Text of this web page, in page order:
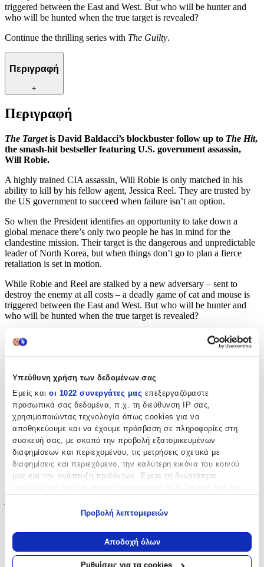
Υπεύθυνη χρήση των δεδομένων σας
Εμείς και οι 1022 συνεργάτες μας επεξεργαζόμαστε
προσωπικά σας δεδομένα, π.χ. τη διεύθυνση IP σας,
χρησιμοποιώντας τεχνολογία όπως cookies για να
αποθηκεύουμε και να έχουμε πρόσβαση σε πληροφορίες στη
συσκευή σας, με σκοπό την προβολή εξατομικευμένων
διαφημίσεων και περιεχομένου, τις μετρήσεις σχετικά με
διαφημίσεις και περιεχόμενο, την καλύτερη εικόνα του κοινού
μας και την ανάπτυξη προϊόντων. Έχετε τη δυνατότητα
Να συλλέξουμε πληροφορίες σχετικά με τη γεωγραφική
σας τοποθεσία, οι οποίες μπορεί να είναι ακριβείς σε
απόσταση μερικών μέτρων
Προβολή λεπτομερειών
Αποδοχή όλων
Ρυθμίσεις για τα cookies
triggered between the East and West. But who will be hunter and
who will be hunted when the true target is revealed?
Continue the thrilling series with The Guilty.
Περιγραφή
+
Περιγραφή
The Targetis David Baldacci’s blockbuster follow up to The Hit,
the smash-hit bestseller featuring U.S. government assassin,
Will Robie.
A highly trained CIA assassin, Will Robie is only matched in his
ability to kill by his fellow agent, Jessica Reel. They are trusted by
the US government to succeed when failure isn’t an option.
So when the President identifies an opportunity to take down a
global menace there’s only two people he has in mind for the
clandestine mission. Their target is the dangerous and unpredictable
leader of North Korea, but when things don’t go to plan a fierce
retaliation is set in motion.
While Robie and Reel are stalked by a new adversary – sent to
destroy the enemy at all costs – a deadly game of cat and mouse is
triggered between the East and West. But who will be hunter and
who will be hunted when the true target is revealed?
Continue the thrilling series with
Χαρακτηριστικά
David Baldacci
Εκδότης:
Pan Books
Ημερομηνία Έκδοσης:
Αριθμός Σελίδων